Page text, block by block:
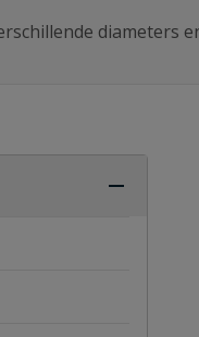
diameters